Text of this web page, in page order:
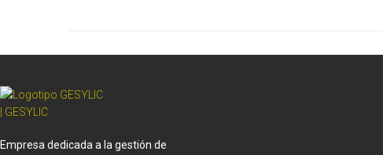
Empresa dedicada a la gestión de